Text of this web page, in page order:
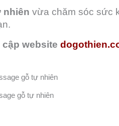
nhiên vừa chăm sóc sức
cập website
gỗ tự nhiên